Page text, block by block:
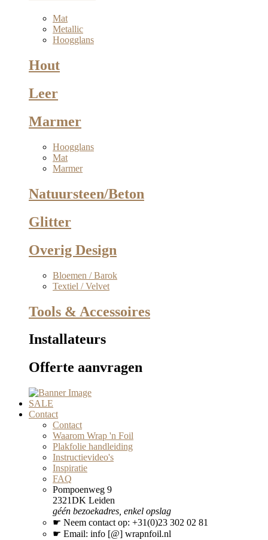
Mat
Metallic
Hoogglans
Hout
Leer
Marmer
Hoogglans
Mat
Marmer
Natuursteen/Beton
Glitter
Overig Design
Bloemen / Barok
Textiel / Velvet
Tools & Accessoires
Installateurs
Offerte aanvragen
SALE
Contact
Contact
Waarom Wrap 'n Foil
Plakfolie handleiding
Instructievideo's
Inspiratie
FAQ
Pompoenweg 9
2321DK Leiden
géén bezoekadres, enkel opslag
☛ Neem contact op: +31(0)23 302 02 81
☛ Email: info [@] wrapnfoil.nl